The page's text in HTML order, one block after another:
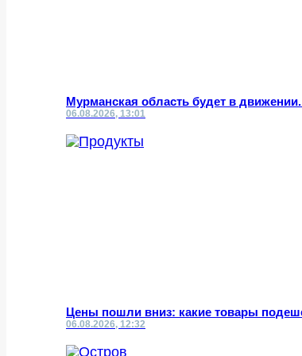
Мурманская область будет в
06.08.2026, 13:01
Цены пошли вниз: какие товары
06.08.2026, 12:32